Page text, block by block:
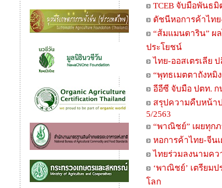
TCEB จับมือพันธมิ
ดัชนีหอการค้าไทย
“ส้มแมนดาริน” ผ
ประโยชน์
ไทย-ออสเตรเลีย
“พุทธเมตตาถังหมิ
อีอีซี จับมือ ปตท.
สรุปความคืบหน้า
5/2563
“พาณิชย์” เผยทุก
หอการค้าไทย-จีน
ไทยร่วมลงนามคว
‘พาณิชย์’ เตรียม
โลก